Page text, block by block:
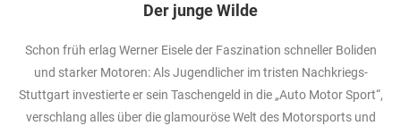
Der junge Wilde
Schon früh erlag Werner Eisele der Faszination schneller Boliden
und starker Motoren: Als Jugendlicher im tristen Nachkriegs-
Stuttgart investierte er sein Taschengeld in die „Auto Motor Sport“,
verschlang alles über die glamouröse Welt des Motorsports und